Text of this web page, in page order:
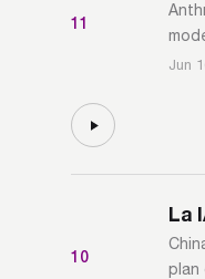
11
Jun
10
La
plan